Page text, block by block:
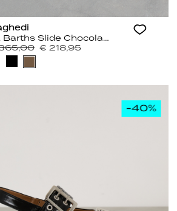
St. Barths Slide Chocolate
€ 218,95